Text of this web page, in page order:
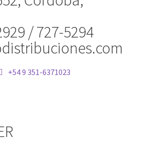
/ 727-5294
+54 9 351-6371023